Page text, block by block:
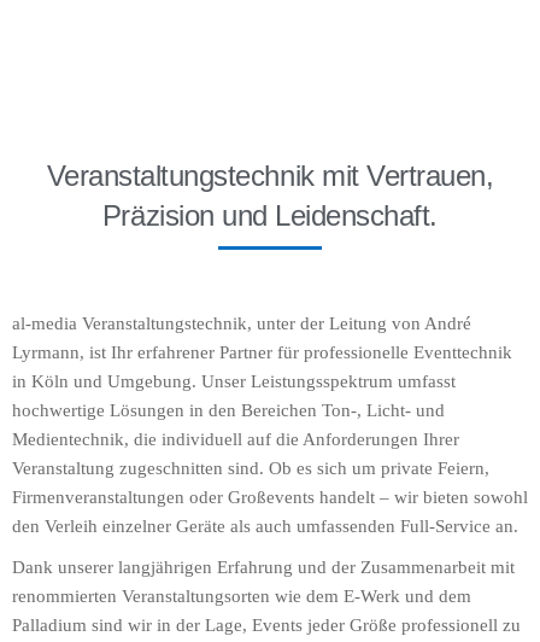
Veranstaltungstechnik mit Vertrauen,
Präzision und Leidenschaft.
al-media Veranstaltungstechnik, unter der Leitung von André
Lyrmann, ist Ihr erfahrener Partner für professionelle Eventtechnik
in Köln und Umgebung. Unser Leistungsspektrum umfasst
hochwertige Lösungen in den Bereichen Ton-, Licht- und
Medientechnik, die individuell auf die Anforderungen Ihrer
Veranstaltung zugeschnitten sind. Ob es sich um private Feiern,
Firmenveranstaltungen oder Großevents handelt – wir bieten sowohl
den Verleih einzelner Geräte als auch umfassenden Full-Service an.
Dank unserer langjährigen Erfahrung und der Zusammenarbeit mit
renommierten Veranstaltungsorten wie dem E-Werk und dem
Palladium sind wir in der Lage, Events jeder Größe professionell zu